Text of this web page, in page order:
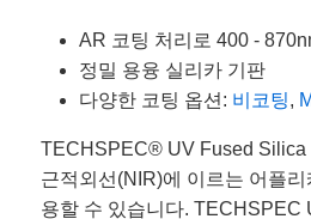
AR 코팅 처리로 400 -
정밀 용융 실리카 기판
다양한 코팅 옵션: 비코팅,
TECHSPEC® UV Fused Silica
근적외선(NIR)에 이르는 어플
용할 수 있습니다. TECHSPEC